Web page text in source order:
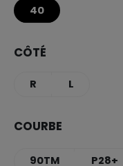
40
CÔTÉ
R L
COURBE
90TM P28+